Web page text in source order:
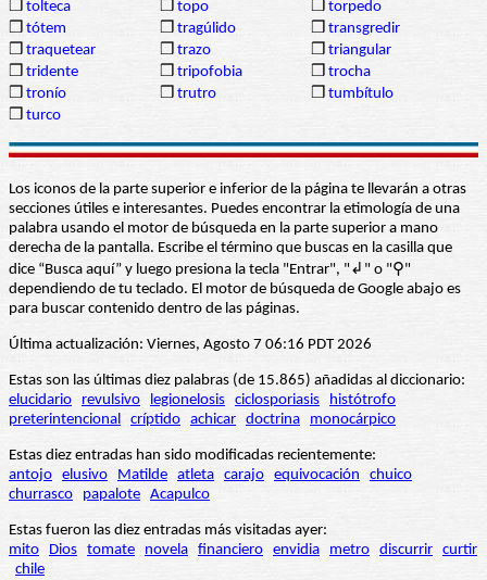
❒ tolteca ❒ topo ❒ torpedo
❒ tótem ❒ tragúlido ❒ transgredir
❒ traquetear ❒ trazo ❒ triangular
❒ tridente ❒ tripofobia ❒ trocha
❒ tronío ❒ trutro ❒ tumbítulo
❒ turco
Los iconos de la parte superior e inferior de la página te llevarán a otras
secciones útiles e interesantes. Puedes encontrar la etimología de una
palabra usando el motor de búsqueda en la parte superior a mano
derecha de la pantalla. Escribe el término que buscas en la casilla que
dice “Busca aquí” y luego presiona la tecla "Entrar", "↲" o "⚲"
dependiendo de tu teclado. El motor de búsqueda de Google abajo es
para buscar contenido dentro de las páginas.
Última actualización: Viernes, Agosto 7 06:16 PDT 2026
Estas son las últimas diez palabras (de 15.865) añadidas al diccionario:
elucidario
revulsivo legionelosis ciclosporiasis
histótrofo
preterintencional
críptido achicar doctrina monocárpico
Estas diez entradas han sido modificadas recientemente:
antojo elusivo Matilde atleta carajo equivocación
chuico
churrasco
papalote Acapulco
Estas fueron las diez entradas más visitadas ayer:
mito
Dios tomate novela financiero envidia metro discurrir curtir
chile